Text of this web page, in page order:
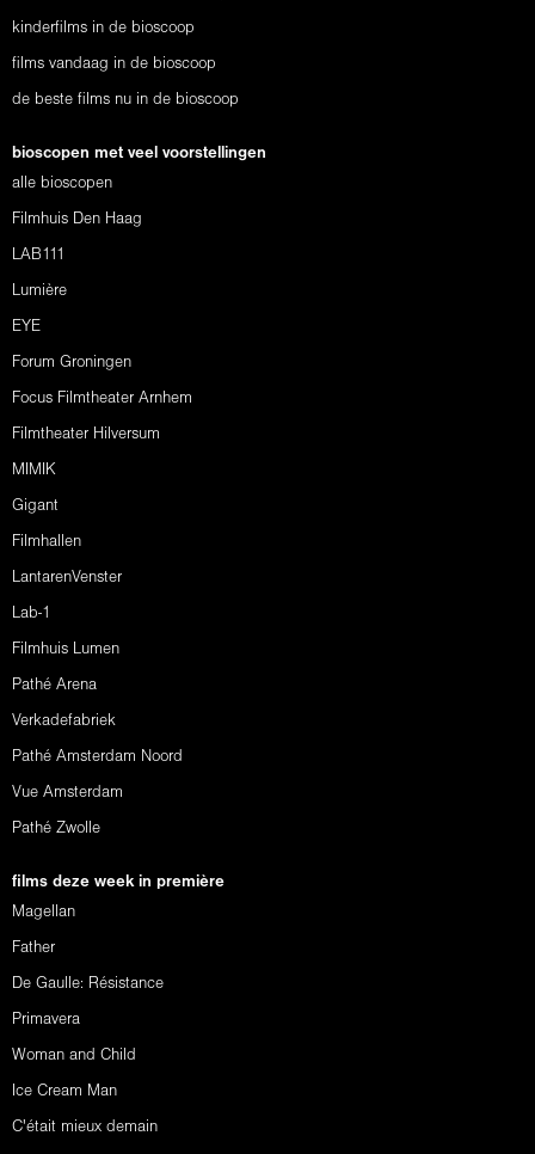
kinderfilms in de bioscoop
films vandaag in de bioscoop
de beste films nu in de bioscoop
bioscopen met veel voorstellingen
alle bioscopen
Filmhuis Den Haag
LAB111
Lumière
EYE
Forum Groningen
Focus Filmtheater Arnhem
Filmtheater Hilversum
MIMIK
Gigant
Filmhallen
LantarenVenster
Lab-1
Filmhuis Lumen
Pathé Arena
Verkadefabriek
Pathé Amsterdam Noord
Vue Amsterdam
Pathé Zwolle
films deze week in première
Magellan
Father
De Gaulle: Résistance
Primavera
Woman and Child
Ice Cream Man
C'était mieux demain